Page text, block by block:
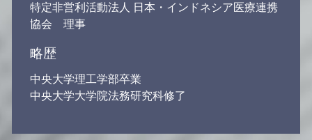
特定非営利活動法人 日本・インドネシア医療連携
協会 理事
略歴
中央大学理工学部卒業
中央大学大学院法務研究科修了